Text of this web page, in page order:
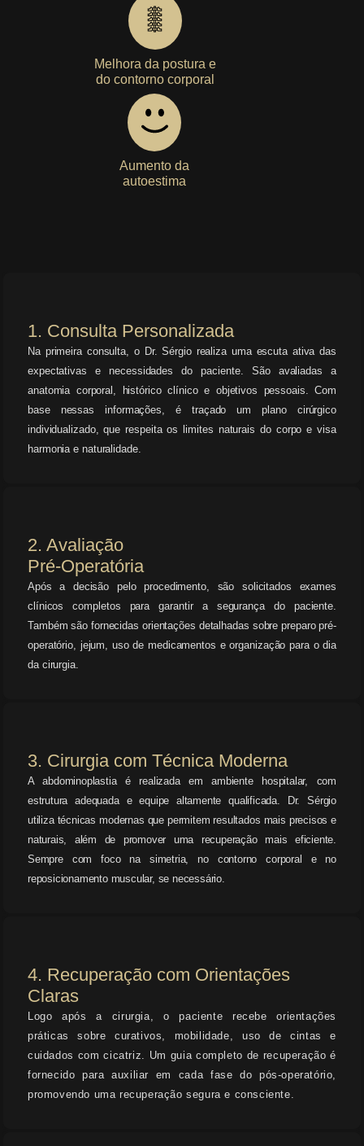
Melhora da postura e
do contorno corporal
Aumento da
autoestima
1. Consulta Personalizada
Na primeira consulta, o Dr. Sérgio realiza uma escuta ativa das
expectativas e necessidades do paciente. São avaliadas a
anatomia corporal, histórico clínico e objetivos pessoais. Com
base nessas informações, é traçado um plano cirúrgico
individualizado, que respeita os limites naturais do corpo e visa
harmonia e naturalidade.
2. Avaliação
Pré-Operatória
Após a decisão pelo procedimento, são solicitados exames
clínicos completos para garantir a segurança do paciente.
Também são fornecidas orientações detalhadas sobre preparo pré-
operatório, jejum, uso de medicamentos e organização para o dia
da cirurgia.
3. Cirurgia com Técnica Moderna
A abdominoplastia é realizada em ambiente hospitalar, com
estrutura adequada e equipe altamente qualificada. Dr. Sérgio
utiliza técnicas modernas que permitem resultados mais precisos e
naturais, além de promover uma recuperação mais eficiente.
Sempre com foco na simetria, no contorno corporal e no
reposicionamento muscular, se necessário.
4. Recuperação com Orientações
Claras
Logo após a cirurgia, o paciente recebe orientações
práticas sobre curativos, mobilidade, uso de cintas e
cuidados com cicatriz. Um guia completo de recuperação é
fornecido para auxiliar em cada fase do pós-operatório,
promovendo uma recuperação segura e consciente.